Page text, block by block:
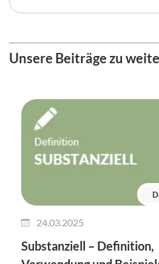
Unsere Beiträge zu
24.03.2025
Substanziell – Definition,